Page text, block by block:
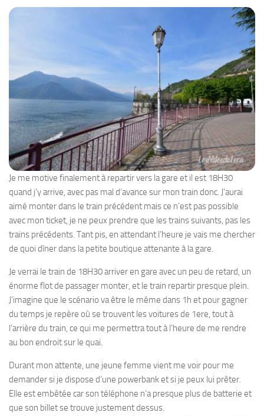
Je me motive finalement à repartir vers la gare et il est 18H30
quand j’y arrive, avec pas mal d’avance sur mon train donc. J’aurai
aimé monter dans le train précédent mais ce n’est pas possible
avec mon ticket, je ne peux prendre que les trains suivants, pas les
trains précédents. Tant pis, en attendant l’heure je vais me chercher
de quoi dîner dans la petite boutique attenante à la gare.
Je verrai le train de 18H30 arriver en gare avec un peu de retard, un
énorme flot de passager monter, et le train repartir presque plein.
J’imagine que le scénario va être le même dans 1h et pour gagner
du temps je repère où se trouvent les voitures de 1ere, tout à
l’arrière du train, ce qui me permettra tout à l’heure de me rendre
au bon endroit sur le quai.
Durant mon attente, une jeune femme vient me voir pour me
demander si je dispose d’une powerbank et si je peux lui prêter.
Elle est embêtée car son téléphone n’a presque plus de batterie et
que son billet se trouve justement dessus.